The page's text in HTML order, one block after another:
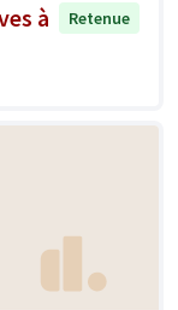
à
Retenue